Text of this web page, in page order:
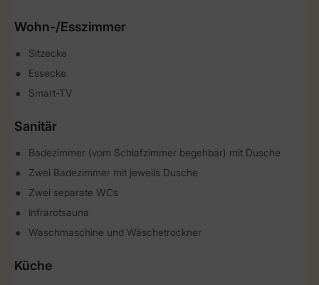
Wohn-/Esszimmer
Sitzecke
Essecke
Smart-TV
Sanitär
Badezimmer (vom Schlafzimmer begehbar) mit Dusche
Zwei Badezimmer mit jeweils Dusche
Zwei separate WCs
Infrarotsauna
Waschmaschine und Wäschetrockner
Küche